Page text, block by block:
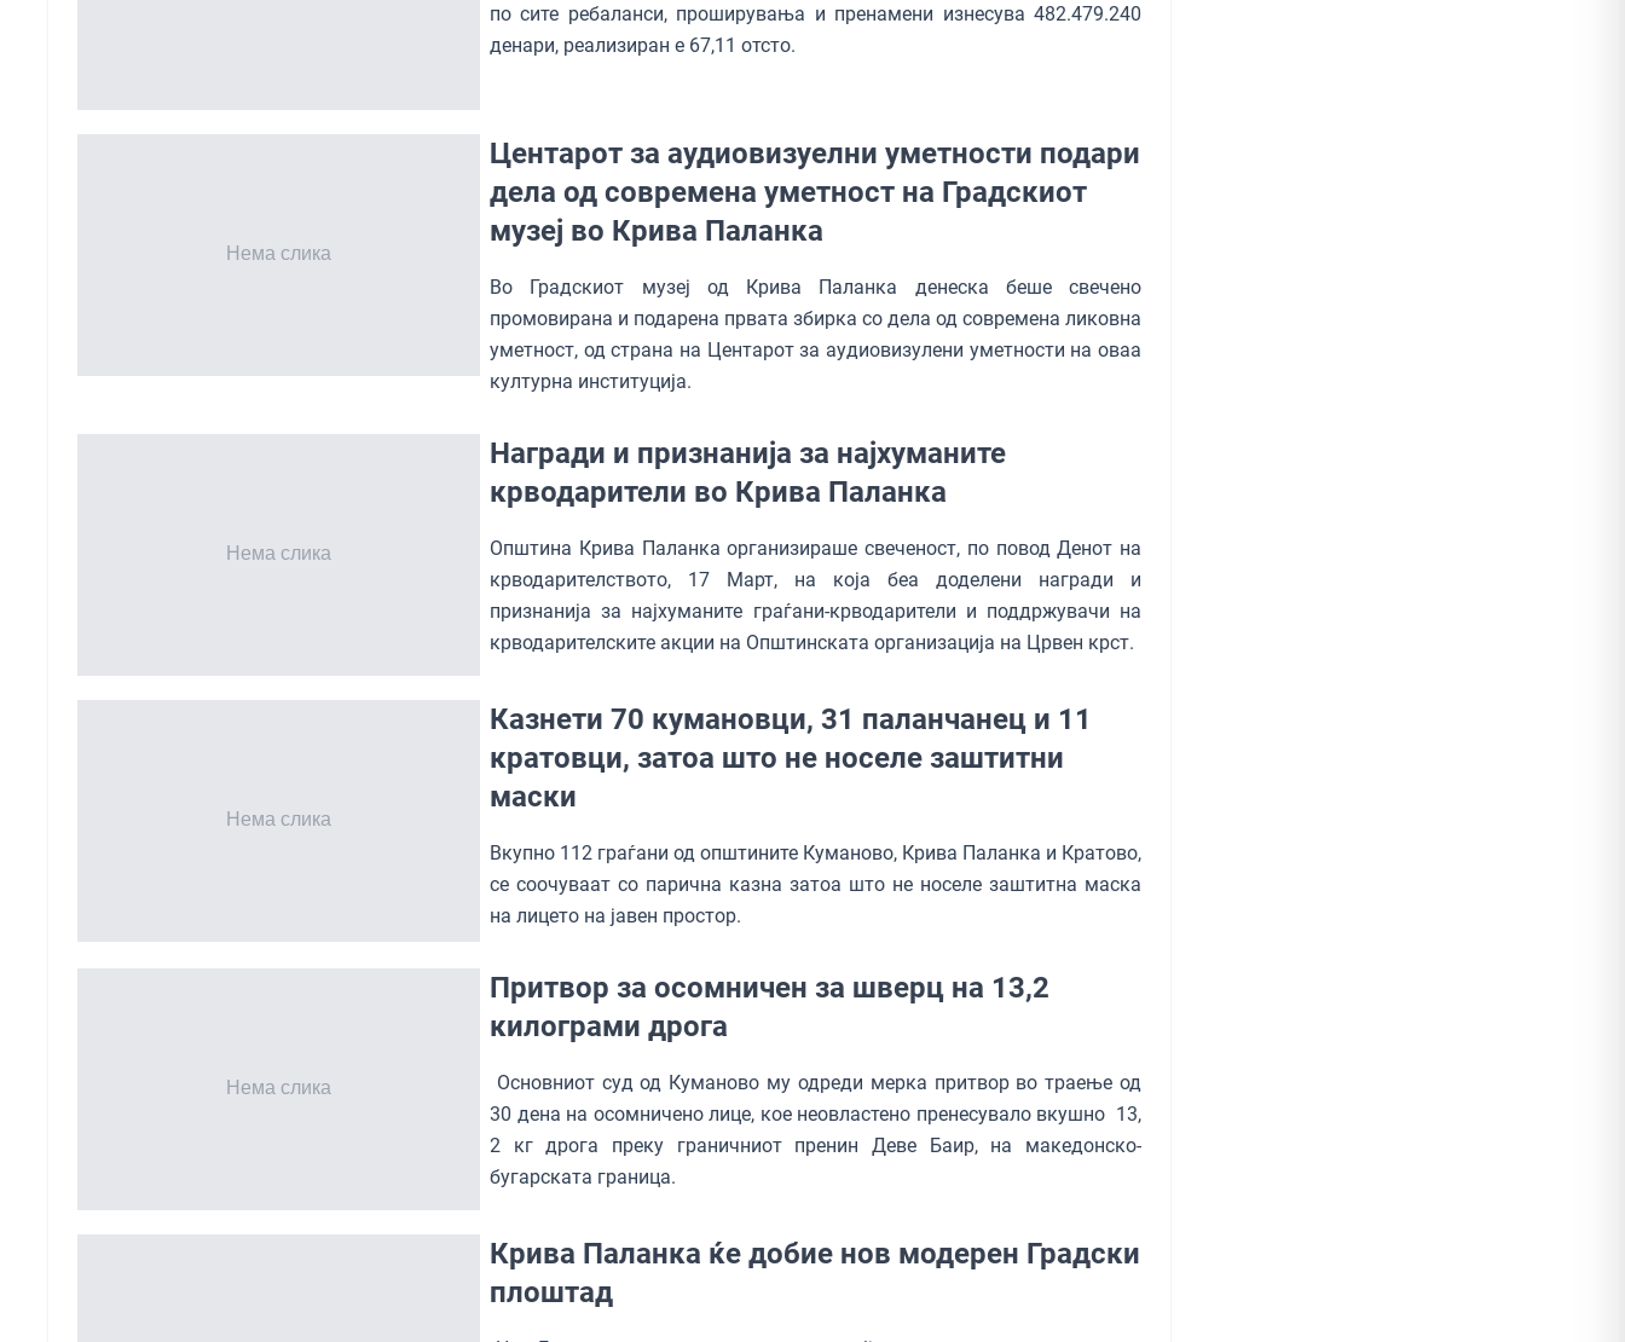
по сите ребаланси, проширувања и пренамени изнесува 482.479.240
денари, реализиран е 67,11 отсто.
Центарот за аудиовизуелни уметности подари
дела од современа уметност на Градскиот
музеј во Крива Паланка
Во Градскиот музеј од Крива Паланка денеска беше свечено
промовирана и подарена првата збирка со дела од современа ликовна
уметност, од страна на Центарот за аудиовизулени уметности на оваа
културна институција.
Награди и признанија за најхуманите
крводарители во Крива Паланка
Општина Крива Паланка организираше свеченост, по повод Денот на
крводарителството, 17 Март, на која беа доделени награди и
признанија за најхуманите граѓани-крводарители и поддржувачи на
крводарителските акции на Општинската организација на Црвен крст.
Казнети 70 кумановци, 31 паланчанец и 11
кратовци, затоа што не носеле заштитни
маски
Вкупно 112 граѓани од општините Куманово, Крива Паланка и Кратово,
се соочуваат со парична казна затоа што не носеле заштитна маска
на лицето на јавен простор.
Притвор за осомничен за шверц на 13,2
килограми дрога
Основниот суд од Куманово му одреди мерка притвор во траење од
30 дена на осомничено лице, кое неовластено пренесувало вкушно 13,
2 кг дрога преку граничниот пренин Деве Баир, на македонско-
бугарската граница.
Крива Паланка ќе добие нов модерен Градски
плоштад